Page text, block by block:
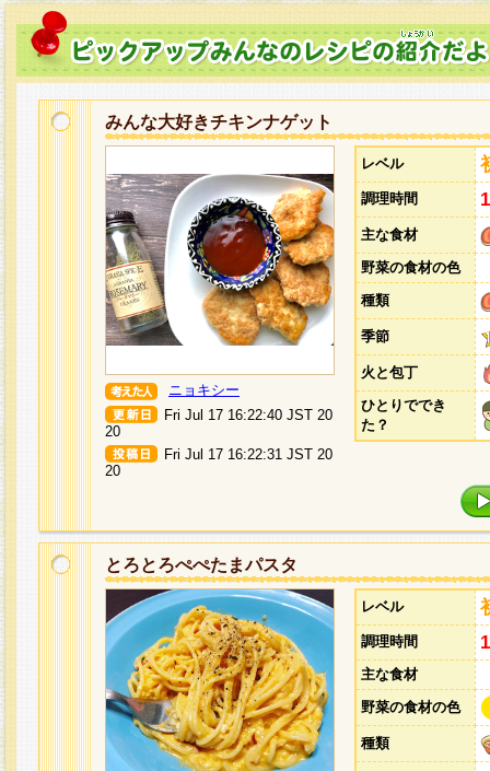
みんな大好きチキンナゲット
ニョキシー
Fri Jul 17 16:22:40 JST 20
20
Fri Jul 17 16:22:31 JST 20
20
レベル
調理時間
主な食材
野菜の食材の色
種類
季節
火と包丁
ひとりででき
た？
とろとろぺぺたまパスタ
レベル
調理時間
主な食材
野菜の食材の色
種類